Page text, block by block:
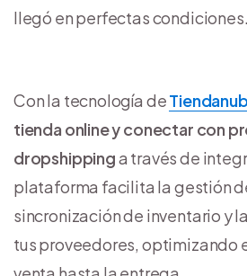
llegó en perfectas condiciones.
Con la tecnología de
tienda online y conectar con
dropshippinga través de
plataforma facilita la gestión
sincronización de inventario y
tus proveedores, optimizando